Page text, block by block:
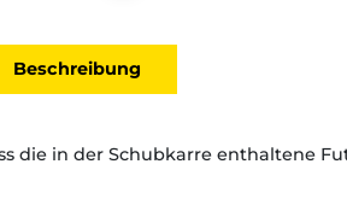
Beschreibung
die in der Schubkarre enthaltene